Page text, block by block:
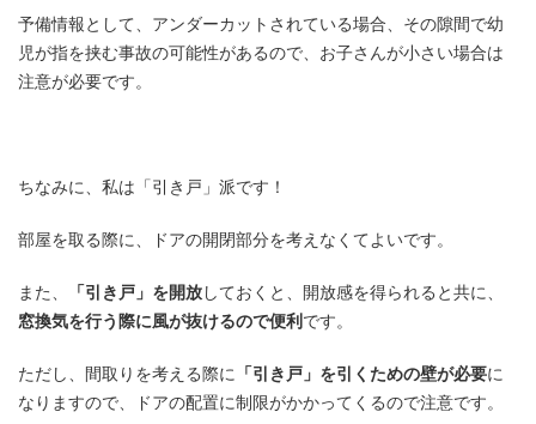
予備情報として、アンダーカットされている場合、その隙間で幼
児が指を挟む事故の可能性があるので、お子さんが小さい場合は
注意が必要です。
ちなみに、私は「引き戸」派です！
部屋を取る際に、ドアの開閉部分を考えなくてよいです。
また、 「引き戸」を開放しておくと、開放感を得られると共に、
窓換気を行う際に風が抜けるので便利 です。
ただし、間取りを考える際に 「引き戸」を引くための壁が必要に
なりますので、ドアの配置に制限がかかってくるので注意です。